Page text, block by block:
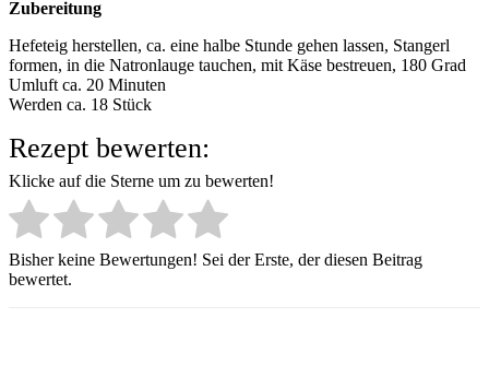
Zubereitung
Hefeteig herstellen, ca. eine halbe Stunde gehen lassen, Stangerl
formen, in die Natronlauge tauchen, mit Käse bestreuen, 180 Grad
Umluft ca. 20 Minuten
Werden ca. 18 Stück
Rezept bewerten:
Klicke auf die Sterne um zu bewerten!
Bisher keine Bewertungen! Sei der Erste, der diesen Beitrag
bewertet.